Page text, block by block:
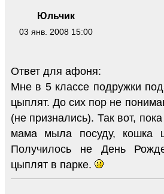
Юльчик
03 янв. 2008 15:00
Ответ для афоня:
Мне в 5 классе подружки
цыплят. До сих пор не
(не признались). Так вот,
мама мыла посуду, кошка
Получилось не День
цыплят в парке.